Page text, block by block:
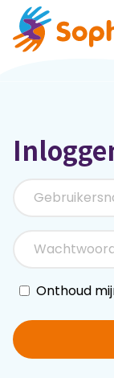
Thema's
Uit het hart
E-
Onthoud